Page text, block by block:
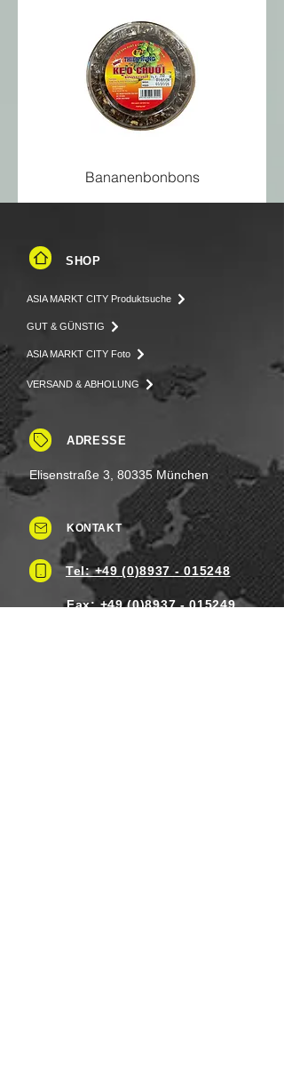
Bananenbonbons
SHOP
ASIA MARKT CITY Produktsuche
GUT & GÜNSTIG
ASIA MARKT CITY Foto
VERSAND & ABHOLUNG
ADRESSE
Elisenstraße 3, 80335 München
KONTAKT
Tel: +49 (0)8937 - 015248
Fax:+49 (0)8937 - 015249